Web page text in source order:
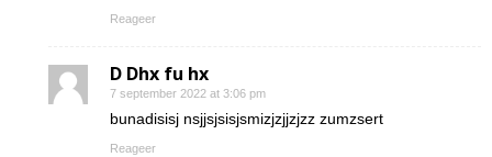
Reageer
D Dhx fu hx
7 september 2022 at 3:06 pm
bunadisisj nsjjsjsisjsmizjzjjzjzz zumzsert
Reageer